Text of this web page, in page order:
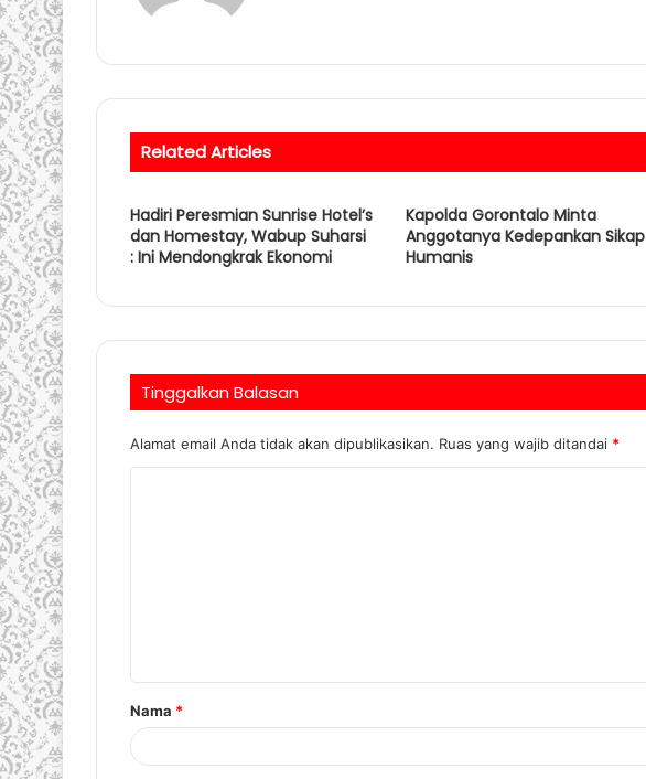
Related Articles
Hadiri Peresmian Sunrise Hotel’s
dan Homestay, Wabup Suharsi
: Ini Mendongkrak Ekonomi
Kapolda Gorontalo Minta
Anggotanya Kedepankan Sikap
Humanis
Tinggalkan Balasan
Alamat email Anda tidak akan dipublikasikan. Ruas yang wajib ditandai *
Nama *